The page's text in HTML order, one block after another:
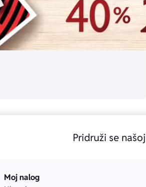
Pridruži se
Moj nalog